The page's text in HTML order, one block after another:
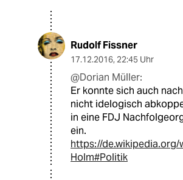
Rudolf Fissner
17.12.2016, 22:45 Uhr
@Dorian Müller:
Er konnte sich auch
nicht idelogisch
in eine FDJ
ein.
https://de.wikipedia.org/
Holm#Politik